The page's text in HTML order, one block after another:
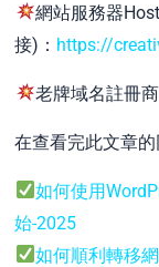
網站服務器
接)： https://
老牌域名註冊
在查看完此文章
如何使用
始-2025
如何順利轉移